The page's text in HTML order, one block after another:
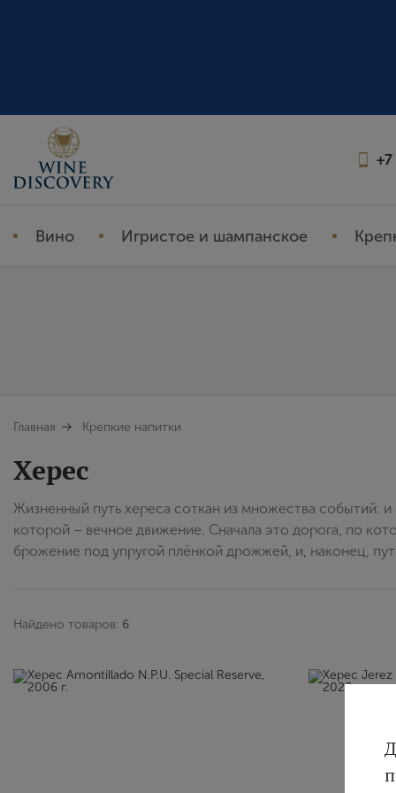
+7
Вино Игристое и шампанское
Главная Крепкие напитки
Херес
Жизненный путь хереса соткан из множества событий:
которой – вечное движение. Сначала это дорога, по
брожение под упругой плёнкой дрожжей, и, наконец,
Найдено товаров: 6